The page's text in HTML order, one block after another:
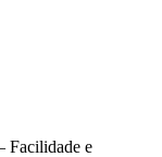
Facilidade e